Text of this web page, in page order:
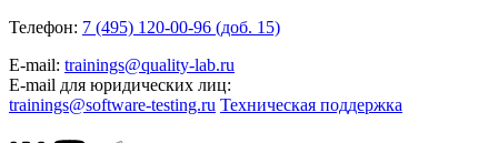
Телефон: 7 (495) 120-00-96 (доб. 15)
E-mail: trainings@quality-lab.ru
E-mail для юридических лиц:
trainings@software-testing.ru Техническая поддержка